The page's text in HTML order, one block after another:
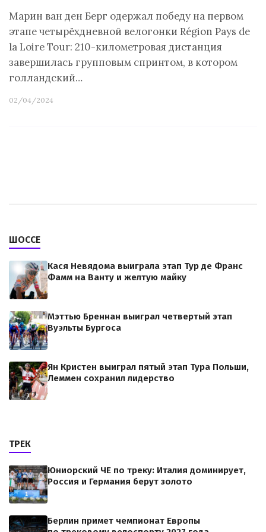
Марин ван ден Берг одержал победу на первом
этапе четырёхдневной велогонки Région Pays de
la Loire Tour: 210-километровая дистанция
завершилась групповым спринтом, в котором
голландский…
02/04/2024
ШОССЕ
Кася Невядома выиграла этап Тур де Франс
Фамм на Ванту и желтую майку
Мэттью Бреннан выиграл четвертый этап
Вуэльты Бургоса
Ян Кристен выиграл пятый этап Тура Польши,
Леммен сохранил лидерство
ТРЕК
Юниорский ЧЕ по треку: Италия доминирует,
Россия и Германия берут золото
Берлин примет чемпионат Европы